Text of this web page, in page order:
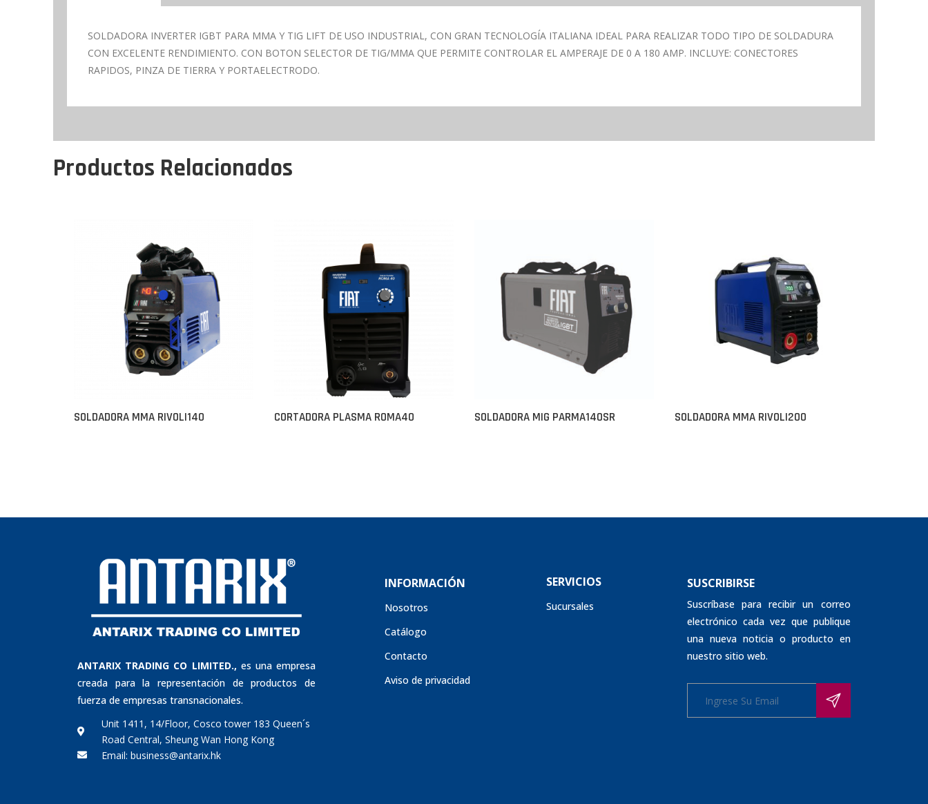
SOLDADORA INVERTER IGBT PARA MMA Y TIG LIFT DE USO INDUSTRIAL, CON GRAN TECNOLOGÍA ITALIANA IDEAL PARA REALIZAR TODO TIPO DE SOLDADURA
CON EXCELENTE RENDIMIENTO. CON BOTON SELECTOR DE TIG/MMA QUE PERMITE CONTROLAR EL AMPERAJE DE 0 A 180 AMP. INCLUYE: CONECTORES
RAPIDOS, PINZA DE TIERRA Y PORTAELECTRODO.
Productos Relacionados
SOLDADORA MMA RIVOLI140 CORTADORA PLASMA ROMA40 SOLDADORA MIG PARMA140SR SOLDADORA MMA RIVOLI200
ANTARIX TRADING CO LIMITED., es una empresa
creada para la representación de productos de
fuerza de empresas transnacionales.
Unit 1411, 14/Floor, Cosco tower 183 Queen´s
Road Central, Sheung Wan Hong Kong
Email: business@antarix.hk
INFORMACIÓN
Nosotros
Catálogo
Contacto
Aviso de privacidad
SERVICIOS
Sucursales
SUSCRIBIRSE
Suscríbase para recibir un correo
electrónico cada vez que publique
una nueva noticia o producto en
nuestro sitio web.